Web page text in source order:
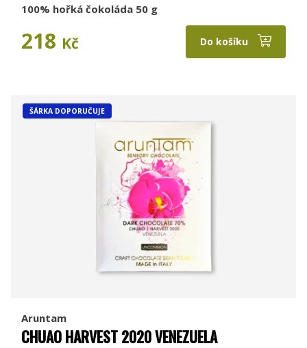
100% hořká čokoláda 50 g
218 Kč Do košíku
ŠÁRKA DOPORUČUJE
Aruntam
CHUAO HARVEST 2020 VENEZUELA